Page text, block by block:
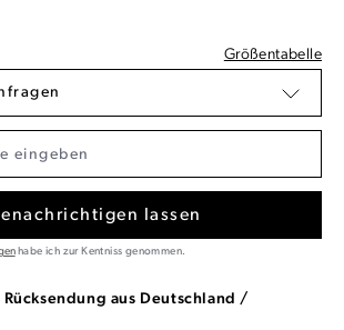
Größentabelle
lassen
habe ich zur Kentniss genommen.
Rücksendung aus Deutschland /